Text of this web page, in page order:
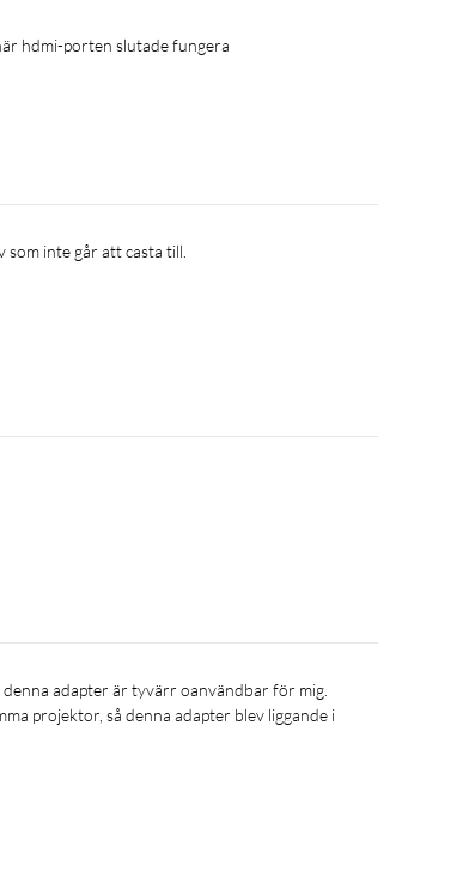
hdmi-porten slutade fungera
som inte går att casta till.
projektor, så denna adapter blev liggande i